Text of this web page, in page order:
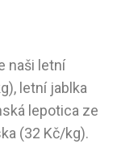
naši letní
letní jablka
lepotica ze
(32 Kč/kg).